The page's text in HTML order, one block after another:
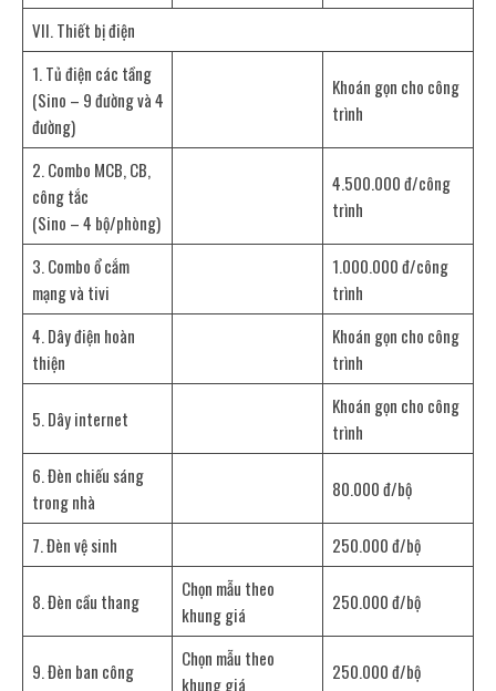
VII. Thiết bị điện
1. Tủ điện các tầng
(Sino – 9 đường và 4
đường)
Khoán gọn cho công
trình
2. Combo MCB, CB,
công tắc
(Sino – 4 bộ/phòng)
4.500.000 đ/công
trình
3. Combo ổ cắm
mạng và tivi
1.000.000 đ/công
trình
4. Dây điện hoàn
thiện
Khoán gọn cho công
trình
5. Dây internet
Khoán gọn cho công
trình
6. Đèn chiếu sáng
trong nhà
80.000 đ/bộ
7. Đèn vệ sinh 250.000 đ/bộ
8. Đèn cầu thang
Chọn mẫu theo
khung giá
250.000 đ/bộ
9. Đèn ban công
Chọn mẫu theo
khung giá
250.000 đ/bộ